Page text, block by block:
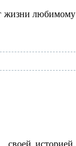
жизни любимому
своей историей,